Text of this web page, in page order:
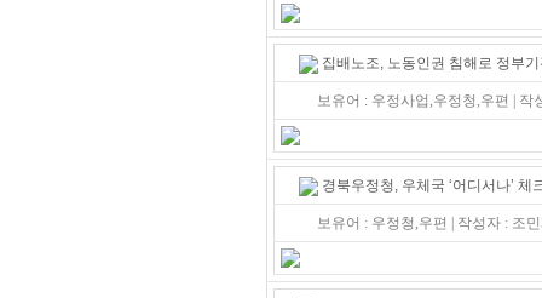
집배노조, 노동인권 침해로 정부
보유어 : 우정사업,우정청,우편 | 작
경북우정청, 우체국 ‘어디서나’ 체
보유어 : 우정청,우편 | 작성자 : 조